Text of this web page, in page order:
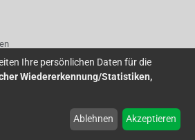
hinten gedreht
mit rotpurpur N66B Flecken
Ihre persönlichen Daten für die
Wiedererkennung/Statistiken,
Ablehnen Akzeptieren